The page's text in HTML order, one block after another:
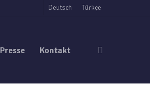
Deutsch Türkçe
Presse Kontakt